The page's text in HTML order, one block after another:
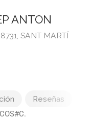
ANTON
SANT MARTÍ
Reseñas